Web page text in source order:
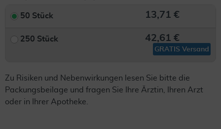
50 Stück 13,71 €
250 Stück 42,61 €
GRATIS Versand
Zu Risiken und Nebenwirkungen lesen Sie bitte die
Packungsbeilage und fragen Sie Ihre Ärztin, Ihren Arzt
oder in Ihrer Apotheke.